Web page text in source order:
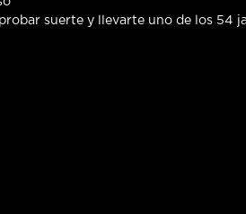
suerte y llevarte uno de los 54